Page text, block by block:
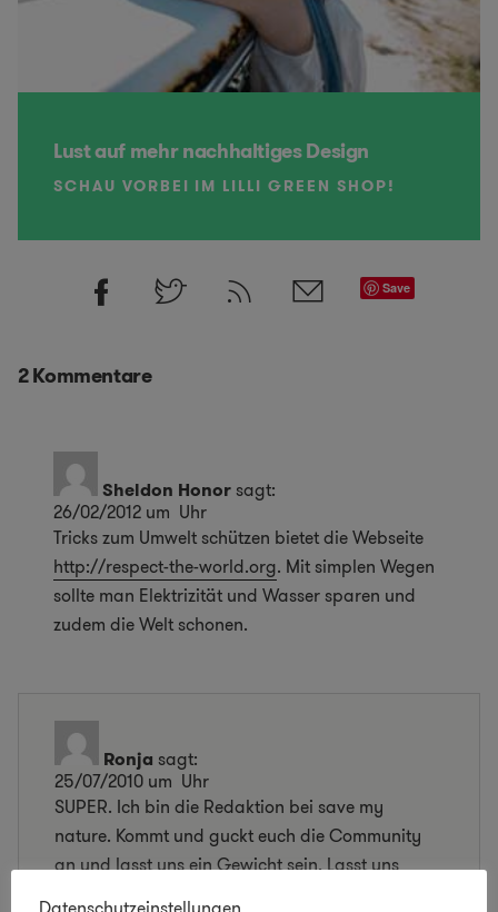
Lust auf mehr nachhaltiges Design
SCHAU VORBEI IM LILLI GREEN SHOP!
Save
2 Kommentare
Sheldon Honorsagt:
26/02/2012 um Uhr
Tricks zum Umwelt schützen bietet die Webseite
http://respect-the-world.org. Mit simplen Wegen
sollte man Elektrizität und Wasser sparen und
zudem die Welt schonen.
Ronja sagt:
25/07/2010 um Uhr
SUPER. Ich bin die Redaktion bei save my
nature. Kommt und guckt euch die Community
an und lasst uns ein Gewicht sein. Lasst uns